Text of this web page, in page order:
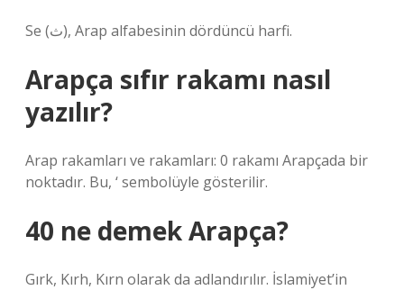
Se (ﺙ), Arap alfabesinin dördüncü harfi.
Arapça sıfır rakamı nasıl
yazılır?
Arap rakamları ve rakamları: 0 rakamı Arapçada bir
noktadır. Bu, ‘ sembolüyle gösterilir.
40 ne demek Arapça?
Gırk, Kırh, Kırn olarak da adlandırılır. İslamiyet’in